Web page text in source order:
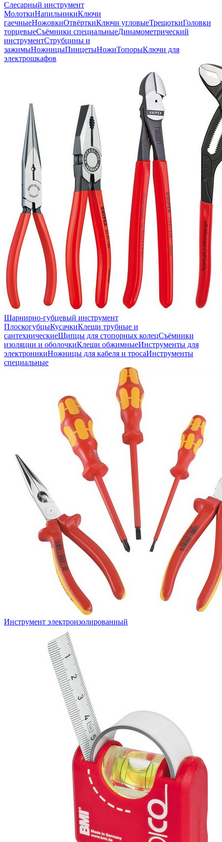
Слесарный инструмент
МолоткиНапильникиКлючи
гаечныеНожовкиОтвёрткиКлючи угловыеТрещоткиГоловки
торцевыеСъёмники специальныеДинамометрический
инструментСтрубцины и
зажимыНожницыПинцетыНожиТопорыКлючи для
электрошкафов
Шарнирно-губцевый инструмент
ПлоскогубцыКусачкиКлещи трубные и
сантехническиеЩипцы для стопорных колецСъёмники
изоляции и оболочкиКлещи обжимныеИнструменты для
электроникиНожницы для кабеля и тросаИнструменты
специальные
Инструмент электроизолированный